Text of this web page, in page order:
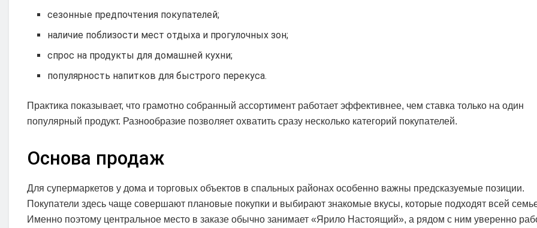
сезонные предпочтения покупателей;
наличие поблизости мест отдыха и прогулочных зон;
спрос на продукты для домашней кухни;
популярность напитков для быстрого перекуса.
Практика показывает, что грамотно собранный ассортимент работает эффективнее, чем ставка только на один
популярный продукт. Разнообразие позволяет охватить сразу несколько категорий покупателей.
Основа продаж
Для супермаркетов у дома и торговых объектов в спальных районах особенно важны предсказуемые позиции.
Покупатели здесь чаще совершают плановые покупки и выбирают знакомые вкусы, которые подходят всей
Именно поэтому центральное место в заказе обычно занимает «Ярило Настоящий», а рядом с ним уверенно